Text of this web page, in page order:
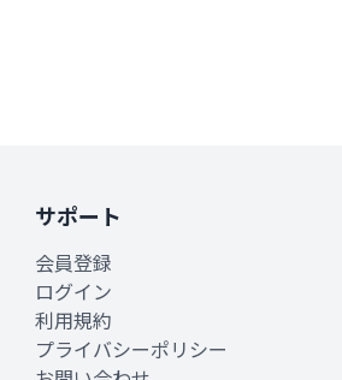
サポート
会員登録
ログイン
利用規約
プライバシーポリシー